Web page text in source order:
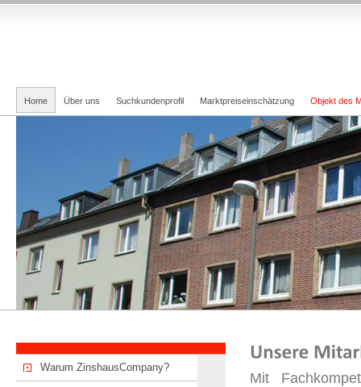
Home Über uns Suchkundenprofil Marktpreiseinschätzung Objekt des
Warum ZinshausCompany?
Mit